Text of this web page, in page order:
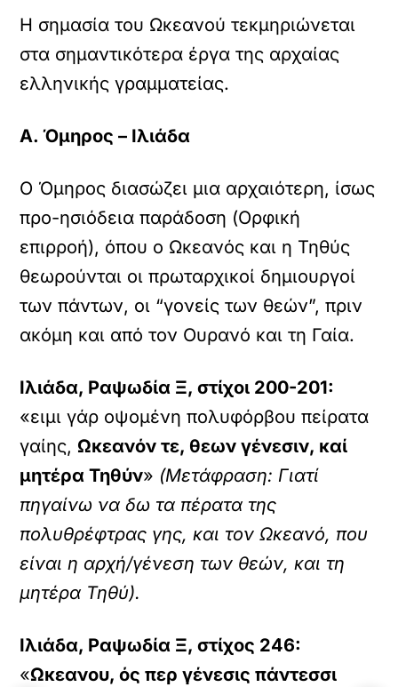
Η σημασία του Ωκεανού τεκμηριώνεται
στα σημαντικότερα έργα της αρχαίας
ελληνικής γραμματείας.
Α. Όμηρος – Ιλιάδα
Ο Όμηρος διασώζει μια αρχαιότερη, ίσως
προ-ησιόδεια παράδοση (Ορφική
επιρροή), όπου ο Ωκεανός και η Τηθύς
θεωρούνται οι πρωταρχικοί δημιουργοί
των πάντων, οι “γονείς των θεών”, πριν
ακόμη και από τον Ουρανό και τη Γαία.
Ιλιάδα, Ραψωδία Ξ, στίχοι 200-201:
«ειμι γάρ οψομένη πολυφόρβου πείρατα
γαίης, Ωκεανόν τε, θεων γένεσιν, καί
μητέρα Τηθύν» (Μετάφραση: Γιατί
πηγαίνω να δω τα πέρατα της
πολυθρέφτρας γης, και τον Ωκεανό, που
είναι η αρχή/γένεση των θεών, και τη
μητέρα Τηθύ).
Ιλιάδα, Ραψωδία Ξ, στίχος 246:
«Ωκεανου, ός περ γένεσις πάντεσσι